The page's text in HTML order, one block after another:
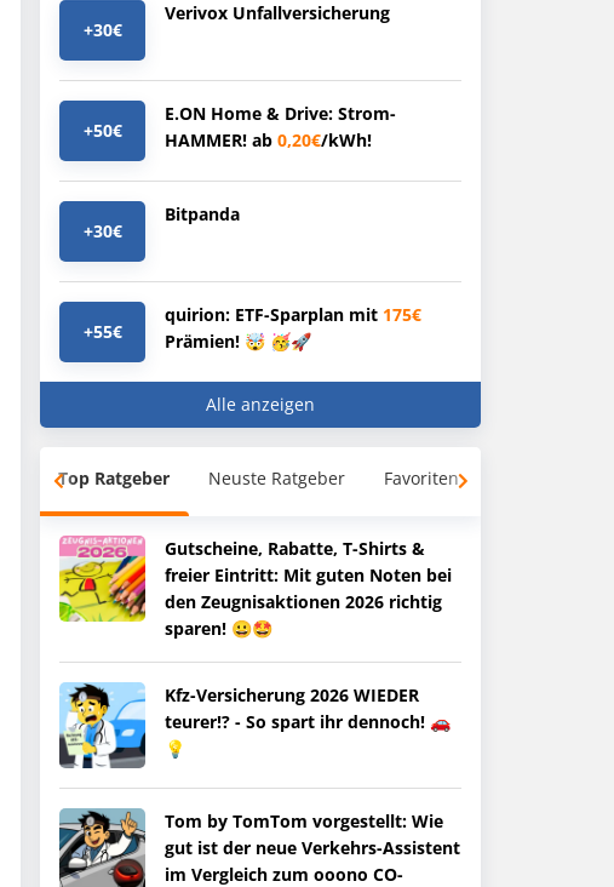
+30€
Verivox Unfallversicherung
+50€
E.ON Home & Drive: Strom-
HAMMER! ab 0,20€/kWh!
+30€
Bitpanda
+55€
quirion: ETF-Sparplan mit 175€
Prämien! 🤯 🥳🚀
Alle anzeigen
Top Ratgeber Neuste Ratgeber Favoriten
Gutscheine, Rabatte, T-Shirts &
freier Eintritt: Mit guten Noten bei
den Zeugnisaktionen 2026 richtig
sparen! 😀🤩
Kfz-Versicherung 2026 WIEDER
teurer!? - So spart ihr dennoch! 🚗
💡
Tom by TomTom vorgestellt: Wie
gut ist der neue Verkehrs-Assistent
im Vergleich zum ooono CO-